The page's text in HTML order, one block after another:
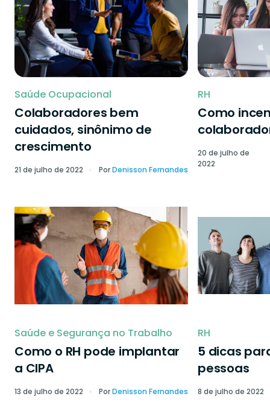
Saúde Ocupacional
Colaboradores bem
cuidados, sinônimo de
crescimento
21 de julho de 2022 PorDenisson Fernandes
RH
Como
20 de julho de
2022
Saúde e Segurança no Trabalho
Como o RH pode implantar
a CIPA
13 de julho de 2022 PorDenisson Fernandes
RH
5 dicas
pessoas
8 de julho de 2022